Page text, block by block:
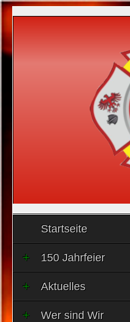
Startseite
150 Jahrfeier
Aktuelles
Wer sind Wir